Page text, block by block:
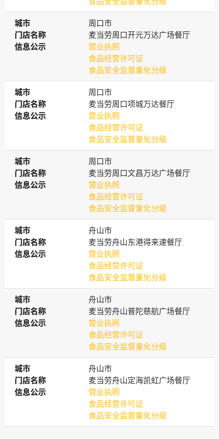
城市
城市
周口市
门店名称
门店名称
麦当劳周口开元万达广场餐厅
信息公示
信息公示
营业执照
食品经营许可证
食品安全监督量化分级
城市
城市
周口市
门店名称
门店名称
麦当劳周口项城万达餐厅
信息公示
信息公示
营业执照
食品经营许可证
食品安全监督量化分级
城市
城市
周口市
门店名称
门店名称
麦当劳周口文昌万达广场餐厅
信息公示
信息公示
营业执照
食品经营许可证
食品安全监督量化分级
城市
城市
舟山市
门店名称
门店名称
麦当劳舟山东港得来速餐厅
信息公示
信息公示
营业执照
食品经营许可证
食品安全监督量化分级
城市
城市
舟山市
门店名称
门店名称
麦当劳舟山普陀慈航广场餐厅
信息公示
信息公示
营业执照
食品经营许可证
食品安全监督量化分级
城市
城市
舟山市
门店名称
门店名称
麦当劳舟山定海凯虹广场餐厅
信息公示
信息公示
营业执照
食品经营许可证
食品安全监督量化分级